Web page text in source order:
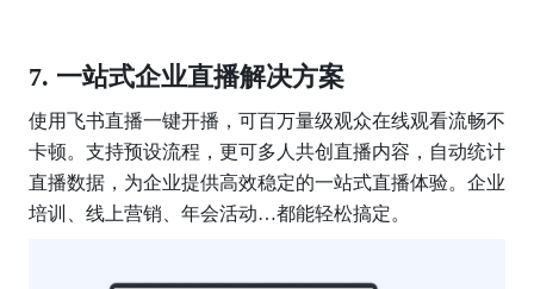
一站式企业直播解决方案
使用飞书直播一键开播，可百万量级观众在线观看流畅不
卡顿。支持预设流程，更可多人共创直播内容，自动统计
直播数据，为企业提供高效稳定的一站式直播体验。企业
培训、线上营销、年会活动…都能轻松搞定。